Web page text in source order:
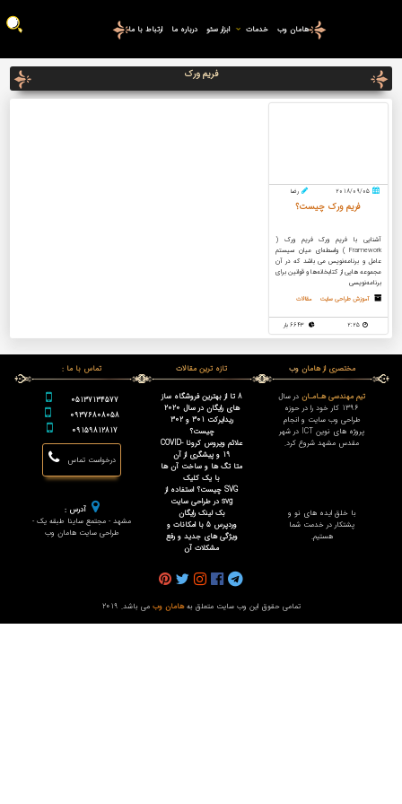
هامان وب خدمات ابزار سئو درباره ما ارتباط با ما
فریم ورک
2018/09/05 رضا
فریم ورک چیست؟
آشنایی با فریم ورک فریم ورک (
Framework ) واسطه‌ای میان سیستم
عامل و برنامه‌نویس می باشد که در آن
مجموعه‌ هایی از کتابخانه‌ها و قوانین برای
برنامه‌نویسی
آموزش طراحی سایت مقالات
2:25 6643 بار
مختصری از هامان وب
تیم مهندسی هـامـان در سال
1396 کار خود را در حوزه
طراحی وب سایت و انجام
پروژه های نوین ICT در شهر
مقدس مشهد شروع کرد.
با خلق ایده های نو و
پشتکار در خدمت شما
هستیم.
تازه ترین مقالات
8 تا از بهترین فروشگاه ساز
های رایگان در سال 2020
ریدایرکت 301 و 302
چیست؟
علائم ویروس کرونا COVID-
19 و پیشگری از آن
متا تگ ها و ساخت آن ها
با یک کلیک
SVG چیست؟ استفاده از
svg در طراحی سایت
بک لینک رایگان
وردپرس 5 با امکانات و
ویژگی های جدید و رفع
مشکلات آن
تماس با ما :
05137134577
09376808058
09159812817
درخواست تماس
آدرس :
مشهد - مجتمع ساینا طبقه یک -
طراحی سایت هامان وب
تمامی حقوق این وب سایت متعلق بههامان وب می باشد. 2019